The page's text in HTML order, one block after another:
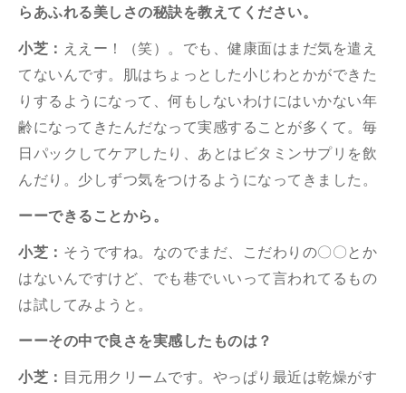
らあふれる美しさの秘訣を教えてください。
小芝： ええー！（笑）。でも、健康面はまだ気を遣え
てないんです。肌はちょっとした小じわとかができた
りするようになって、何もしないわけにはいかない年
齢になってきたんだなって実感することが多くて。毎
日パックしてケアしたり、あとはビタミンサプリを飲
んだり。少しずつ気をつけるようになってきました。
ーーできることから。
小芝： そうですね。なのでまだ、こだわりの〇〇とか
はないんですけど、でも巷でいいって言われてるもの
は試してみようと。
ーーその中で良さを実感したものは？
小芝： 目元用クリームです。やっぱり最近は乾燥がす